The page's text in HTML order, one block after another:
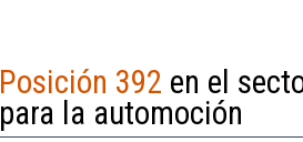
Posición 392 en el
para la automoción